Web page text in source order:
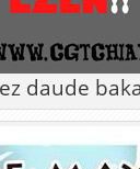
daude